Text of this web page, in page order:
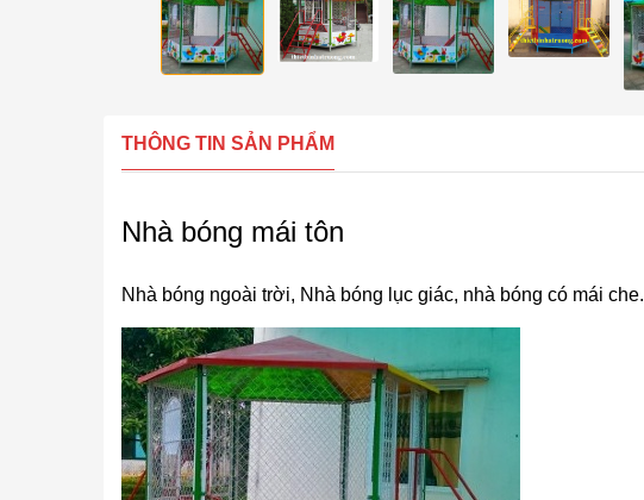
THÔNG TIN SẢN PHẨM
Nhà bóng mái tôn
Nhà bóng ngoài trời, Nhà bóng lục giác, nhà bóng có mái che.